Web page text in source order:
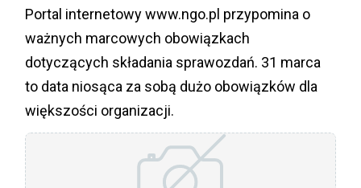
Portal internetowy www.ngo.pl przypomina o
ważnych marcowych obowiązkach
dotyczących składania sprawozdań. 31 marca
to data niosąca za sobą dużo obowiązków dla
większości organizacji.